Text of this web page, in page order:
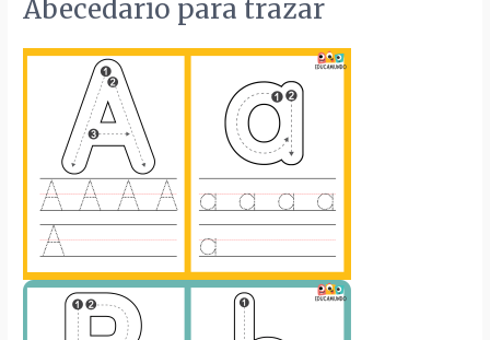
Abecedario para trazar